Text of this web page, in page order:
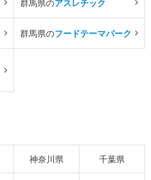
群馬県のアスレチック
群馬県のフードテーマパーク
神奈川県 千葉県